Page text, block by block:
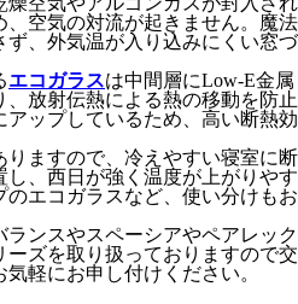
空気の対流が起きません。魔法
、外気温が入り込みにくい窓づ
エコガラスは中間層にLow-E金属
放射伝熱による熱の移動を防止
アップしているため、高い断熱効
りますので、冷えやすい寝室に断
、西日が強く温度が上がりやす
エコガラスなど、使い分けもお
ンスやスペーシアやペアレック
ーズを取り扱っておりますので交
軽にお申し付けください。